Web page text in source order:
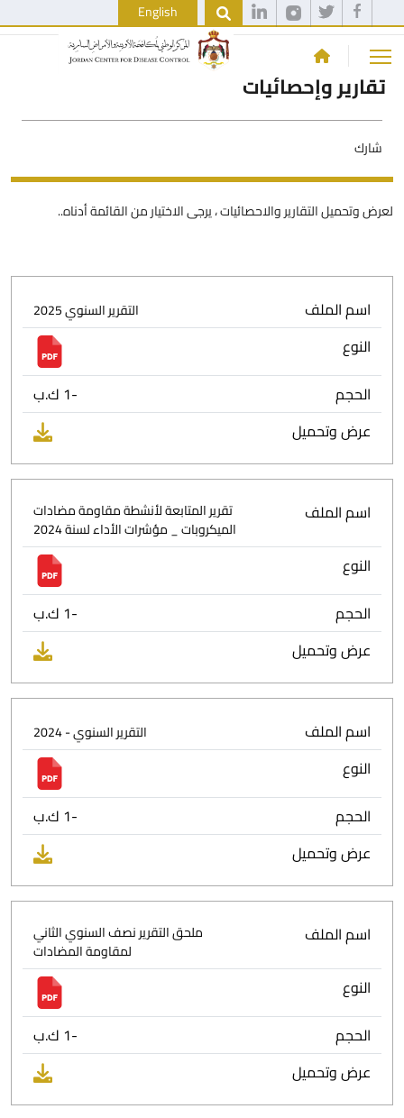
English
تقارير وإحصائيات
شارك
لعرض وتحميل التقارير والاحصائيات ، يرجى الاختيار من القائمة أدناه..
اسم الملف التقرير السنوي 2025
النوع
الحجم
-1 ك.ب
عرض وتحميل
اسم الملف
تقرير المتابعة لأنشطة مقاومة مضادات
الميكروبات _ مؤشرات الأداء لسنة 2024
النوع
الحجم
-1 ك.ب
عرض وتحميل
اسم الملف التقرير السنوي - 2024
النوع
الحجم
-1 ك.ب
عرض وتحميل
اسم الملف
ملحق التقرير نصف السنوي الثاني
لمقاومة المضادات
النوع
الحجم
-1 ك.ب
عرض وتحميل